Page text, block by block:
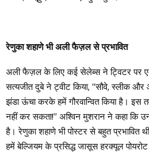
रेणुका शहाणे भी अली फैज़ल से प्रभावित
अली फैज़ल के लिए कई सेलेब्स ने ट्विटर पर
सत्यजीत दुबे ने ट्वीट किया, “सौवे, स्लीक
झंडा ऊंचा करके हमें गौरवान्वित किया है। इस
नहीं कर सकता!” अश्विन मुशरान ने कहा कि
है। रेणुका शहाणे भी पोस्टर से बहुत
हमें बेल्जियम के प्रसिद्ध जासूस हरक्यूल